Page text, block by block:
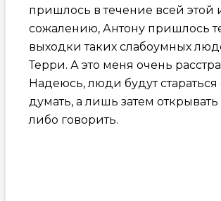
пришлось в течение всей этой
сожалению, Антону пришлось
выходки таких слабоумных
Терри. А это меня очень
Надеюсь, люди будут стараться
думать, а лишь затем открывать
либо говорить.